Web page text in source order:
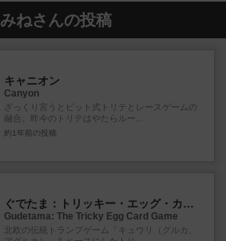
みねさんの投稿
キャニオン
Canyon
ざっくり言うとビット式トリテとレースゲームの
融合。昨今のトリテはやたらルー...
約1年前 の投稿
ぐでたま：トリッキー・エッグ・カードゲーム
Gudetama: The Tricky Egg Card Game
北欧の伝統トランプゲーム「キュウリ（グルカ、